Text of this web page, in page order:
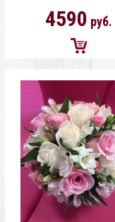
4590 руб.
в
корзину